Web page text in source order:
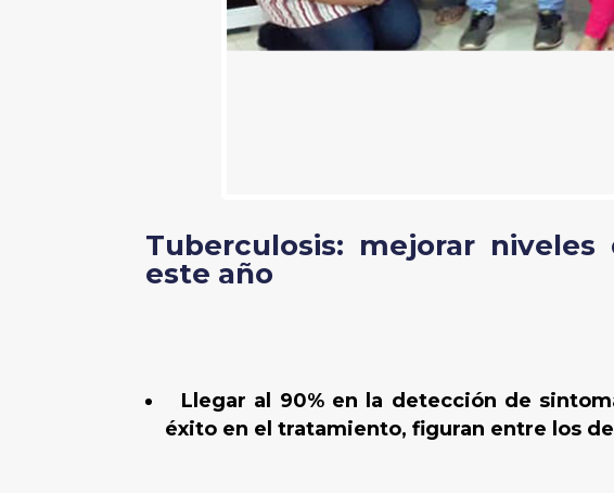
Tuberculosis: mejorar
este año
Llegar al 90% en la detección de
éxito en el tratamiento, figuran entre los